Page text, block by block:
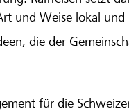
und Weise lokal
die der
für die